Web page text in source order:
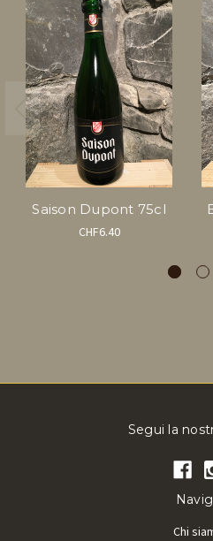
Saison Dupont 75cl
CHF6.40
Segui la
Chi